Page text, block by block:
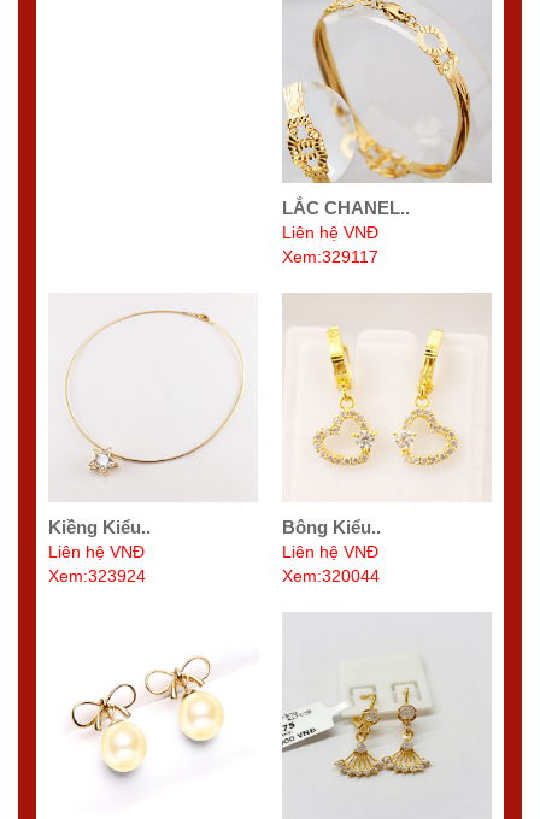
LẮC CHANEL..
Liên hệ VNĐ
Xem:329117
Kiềng Kiểu..
Liên hệ VNĐ
Xem:323924
Bông Kiểu..
Liên hệ VNĐ
Xem:320044